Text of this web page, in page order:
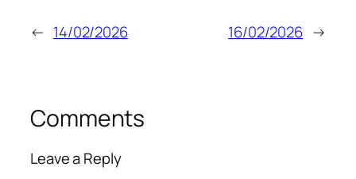
← 14/02/2026 16/02/2026 →
Comments
Leave a Reply